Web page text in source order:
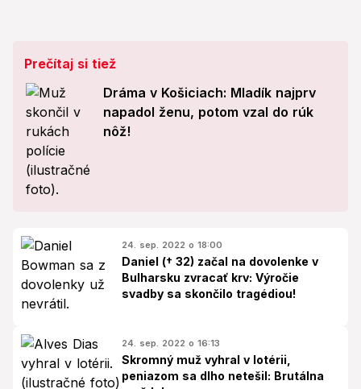
Prečítaj si tiež
Dráma v Košiciach: Mladík najprv
napadol ženu, potom vzal do rúk
nôž!
24. sep. 2022 o 18:00
Daniel († 32) začal na dovolenke v
Bulharsku zvracať krv: Výročie
svadby sa skončilo tragédiou!
24. sep. 2022 o 16:13
Skromný muž vyhral v lotérii,
peniazom sa dlho netešil: Brutálna